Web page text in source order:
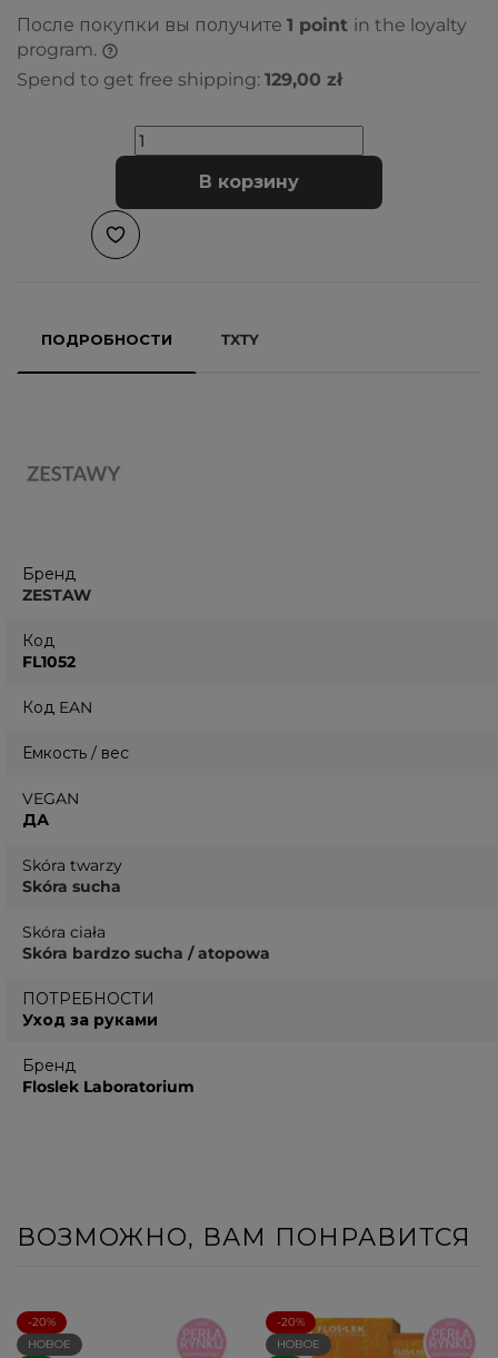
После покупки вы получите 1 point in the loyalty
program.
Spend to get free shipping: 129,00 zł
В корзину
ПОДРОБНОСТИ TXTY
Бренд
ZESTAW
Код
FL1052
Код EAN
Емкость / вес
VEGAN
ДА
Skóra twarzy
Skóra sucha
Skóra ciała
Skóra bardzo sucha / atopowa
ПОТРЕБНОСТИ
Уход за руками
Бренд
Floslek Laboratorium
ВОЗМОЖНО, ВАМ ПОНРАВИТСЯ
-20%
НОВОЕ
-20%
НОВОЕ